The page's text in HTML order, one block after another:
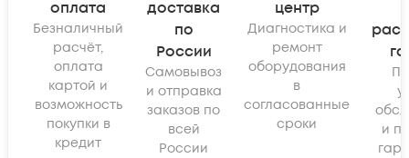
оплата
Безналичный
расчёт,
оплата
картой и
возможность
покупки в
кредит
доставка
по
России
Самовывоз
и отправка
заказов по
всей
России
центр
Диагностика и
ремонт
оборудования
в
согласованные
сроки
и